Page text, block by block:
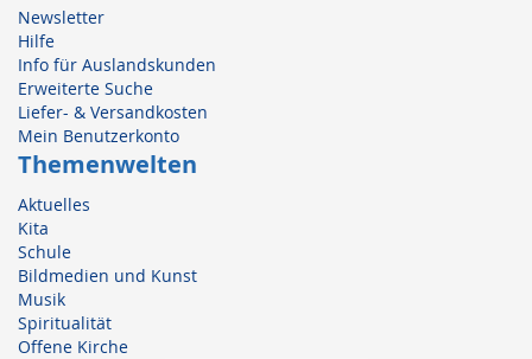
Newsletter
Hilfe
Info für Auslandskunden
Erweiterte Suche
Liefer- & Versandkosten
Mein Benutzerkonto
Themenwelten
Aktuelles
Kita
Schule
Bildmedien und Kunst
Musik
Spiritualität
Offene Kirche